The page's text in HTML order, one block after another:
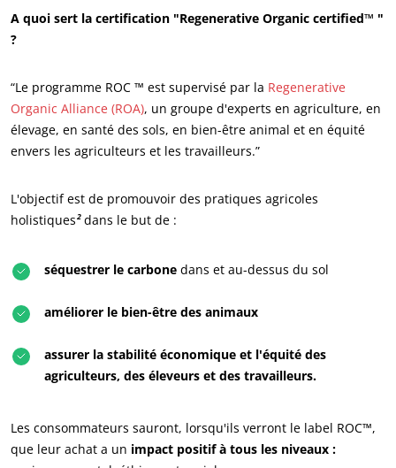
NOS ENGAGEMENTS RSE
Agir via nos prestations
Innover avec notre écosystème
A quoi sert la certification "Regenerative Organic certified™ "
?
“Le programme ROC ™ est supervisé par la Regenerative
Organic Alliance (ROA), un groupe d'experts en agriculture, en
élevage, en santé des sols, en bien-être animal et en équité
envers les agriculteurs et les travailleurs.”
L'objectif est de promouvoir des pratiques agricoles
holistiques²dans le but de :
séquestrer le carbone dans et au-dessus du sol
améliorer le bien-être des animaux
assurer la stabilité économique et l'équité des
agriculteurs, des éleveurs et des travailleurs.
Les consommateurs sauront, lorsqu'ils verront le label ROC™,
que leur achat a un impact positif à tous les niveaux :